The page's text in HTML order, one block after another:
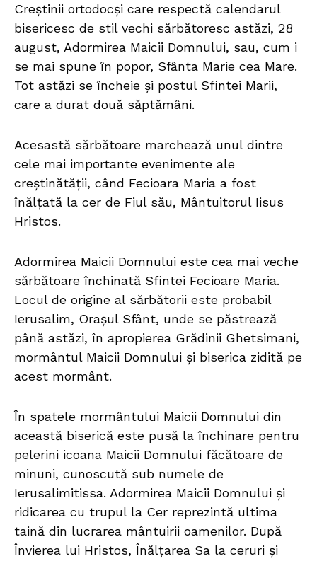
Creştinii ortodocşi care respectă calendarul
bisericesc de stil vechi sărbătoresc astăzi, 28
august, Adormirea Maicii Domnului, sau, cum i
se mai spune în popor, Sfânta Marie cea Mare.
Tot astăzi se încheie şi postul Sfintei Marii,
care a durat două săptămâni.
Acesastă sărbătoare marchează unul dintre
cele mai importante evenimente ale
creștinătății, când Fecioara Maria a fost
înălțată la cer de Fiul său, Mântuitorul Iisus
Hristos.
Adormirea Maicii Domnului este cea mai veche
sărbătoare închinată Sfintei Fecioare Maria.
Locul de origine al sărbătorii este probabil
Ierusalim, Oraşul Sfânt, unde se păstrează
până astăzi, în apropierea Grădinii Ghetsimani,
mormântul Maicii Domnului şi biserica zidită pe
acest mormânt.
În spatele mormântului Maicii Domnului din
această biserică este pusă la închinare pentru
pelerini icoana Maicii Domnului făcătoare de
minuni, cunoscută sub numele de
Ierusalimitissa. Adormirea Maicii Domnului şi
ridicarea cu trupul la Cer reprezintă ultima
taină din lucrarea mântuirii oamenilor. După
Învierea lui Hristos, Înălţarea Sa la ceruri şi